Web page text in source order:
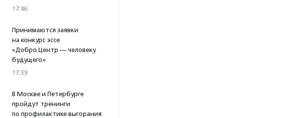
17:46
Принимаются заявки
на конкурс эссе
«Добро.Центр — человеку
будущего»
17:39
В Москве и Петербурге
пройдут тренинги
по профилактике выгорания